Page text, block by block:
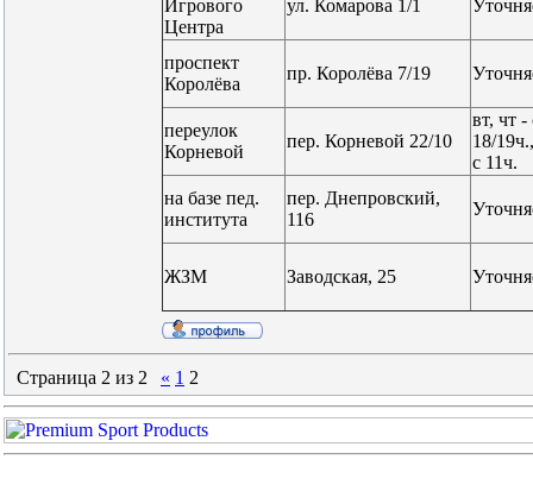
Игрового
Центра
ул. Комарова 1/1
проспект
Королёва
пр. Королёва 7/19
переулок
Корневой
пер. Корневой 22/10
вт, чт -
18/
с 11ч.
на базе пед.
института
пер. Днепровский,
116
ЖЗМ Заводская, 25
Страница 2 из 2 « 1 2